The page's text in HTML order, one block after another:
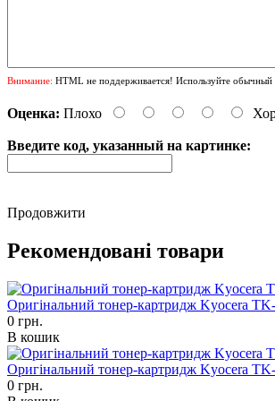
Внимание: HTML не поддерживается! Используйте обычный
Оценка: Плохо
Введите код, указанный на картинке:
Продовжити
Рекомендовані товари
Оригінальний тонер-картридж Kyocera
0 грн.
В кошик
Оригінальний тонер-картридж Kyocera
0 грн.